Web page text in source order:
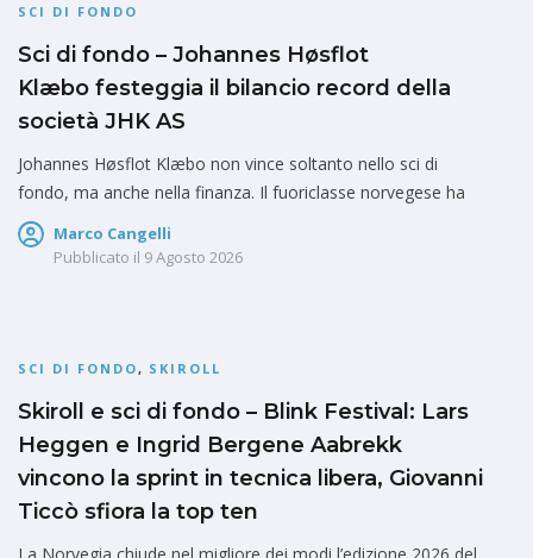
SCI DI FONDO
Sci di fondo – Johannes Høsflot
Klæbo festeggia il bilancio record della
società JHK AS
Johannes Høsflot Klæbo non vince soltanto nello sci di
fondo, ma anche nella finanza. Il fuoriclasse norvegese ha
Marco Cangelli
Pubblicato il 9 Agosto 2026
SCI DI FONDO, SKIROLL
Skiroll e sci di fondo – Blink Festival: Lars
Heggen e Ingrid Bergene Aabrekk
vincono la sprint in tecnica libera, Giovanni
Ticcò sfiora la top ten
La Norvegia chiude nel migliore dei modi l’edizione 2026 del